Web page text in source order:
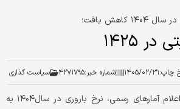
۱۴۲۵
چاپ:۱۴۰۵/۰۲/۳۱ شماره خبر:۴۲۷۱۷۹۵ سیاست گذاری
بر اساس اعلام آمارهای رسمی، نرخ باروری در سال۱۴۰۴ به